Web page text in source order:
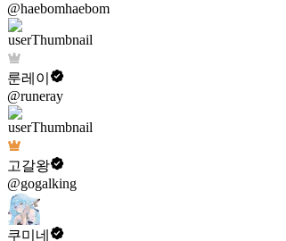
@haebomhaebom
룬레이
@runeray
고갈왕
@gogalking
쿠미네